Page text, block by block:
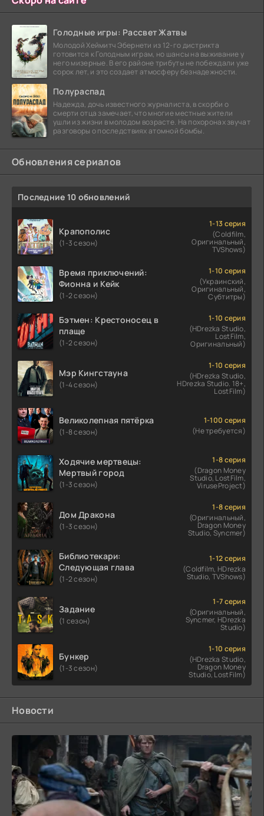
Голодные игры: Рассвет Жатвы
Молодой Хеймитч Эбернети из 12-го дистрикта
готовится к Голодным играм, но шансы на выживание у
него мизерные. В его районе трибуты не побеждали уже
сорок лет, и это создает атмосферу безнадежности.
Полураспад
Надежда, дочь известного журналиста, в скорби о
смерти отца замечает, что многие местные жители
ушли из жизни в молодом возрасте. На похоронах звучат
разговоры о последствиях атомной бомбы.
Обновления сериалов
Последние 10 обновлений
Крапополис
(1-3 сезон)
1-13 серия
(Coldfilm,
Оригинальный,
TVShows)
Время приключений:
Фионна и Кейк
(1-2 сезон)
1-10 серия
(Украинский,
Оригинальный,
Субтитры)
Бэтмен: Крестоносец в
плаще
(1-2 сезон)
1-10 серия
(HDrezka Studio,
LostFilm,
Оригинальный)
Мэр Кингстауна
(1-4 сезон)
1-10 серия
(HDrezka Studio,
HDrezka Studio. 18+,
LostFilm)
Великолепная пятёрка
(1-8 сезон)
1-100 серия
(Не требуется)
Ходячие мертвецы:
Мертвый город
(1-3 сезон)
1-8 серия
(Dragon Money
Studio, LostFilm,
ViruseProject)
Дом Дракона
(1-3 сезон)
1-8 серия
(Оригинальный,
Dragon Money
Studio, Syncmer)
Библиотекари:
Следующая глава
(1-2 сезон)
1-12 серия
(Coldfilm, HDrezka
Studio, TVShows)
Задание
(1 сезон)
1-7 серия
(Оригинальный,
Syncmer, HDrezka
Studio)
Бункер
(1-3 сезон)
1-10 серия
(HDrezka Studio,
Dragon Money
Studio, LostFilm)
Новости